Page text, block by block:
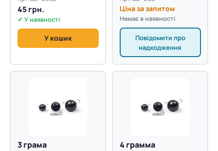
45 грн.
✓ У наявності
У кошик
Ціна за запитом
Немає в наявності
Повідомити про
надходження
3 грама 4 грамма